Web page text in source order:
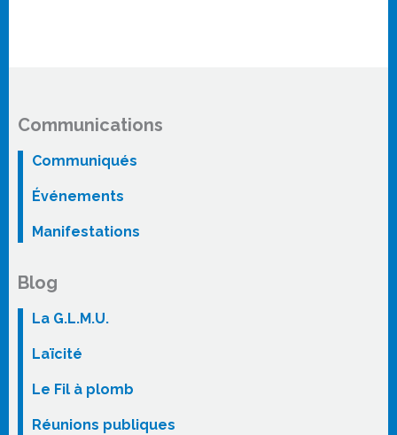
Communications
Communiqués
Événements
Manifestations
Blog
La G.L.M.U.
Laïcité
Le Fil à plomb
Réunions publiques